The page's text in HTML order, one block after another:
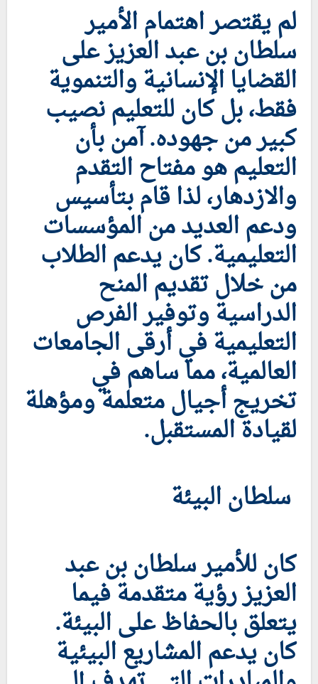
لم يقتصر اهتمام الأمير
سلطان بن عبد العزيز على
القضايا الإنسانية والتنموية
فقط، بل كان للتعليم نصيب
كبير من جهوده. آمن بأن
التعليم هو مفتاح التقدم
والازدهار، لذا قام بتأسيس
ودعم العديد من المؤسسات
التعليمية. كان يدعم الطلاب
من خلال تقديم المنح
الدراسية وتوفير الفرص
التعليمية في أرقى الجامعات
العالمية، مما ساهم في
تخريج أجيال متعلمة ومؤهلة
لقيادة المستقبل.
سلطان البيئة
كان للأمير سلطان بن عبد
العزيز رؤية متقدمة فيما
يتعلق بالحفاظ على البيئة.
كان يدعم المشاريع البيئية